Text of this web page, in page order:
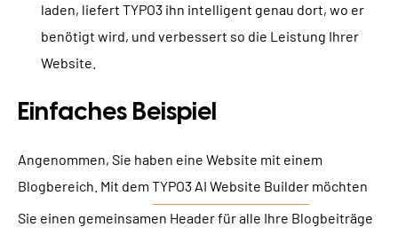
laden, liefert TYPO3 ihn intelligent genau dort, wo er
benötigt wird, und verbessert so die Leistung Ihrer
Website.
Einfaches Beispiel
Angenommen, Sie haben eine Website mit einem
Blogbereich. Mit dem TYPO3 AI Website Builder möchten
Sie einen gemeinsamen Header für alle Ihre Blogbeiträge